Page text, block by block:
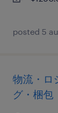
posted 5
物流・ロ
グ・梱包